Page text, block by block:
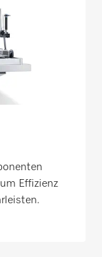
Effizienz